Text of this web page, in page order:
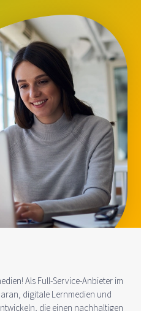
Als Full-Service-Anbieter im
digitale Lernmedien und
die einen nachhaltigen